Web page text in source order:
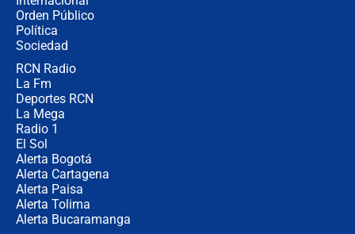
Orden Público
Política
Sociedad
RCN Radio
La Fm
Deportes RCN
La Mega
Radio 1
El Sol
Alerta Bogotá
Alerta Cartagena
Alerta Paisa
Alerta Tolima
Alerta Bucaramanga